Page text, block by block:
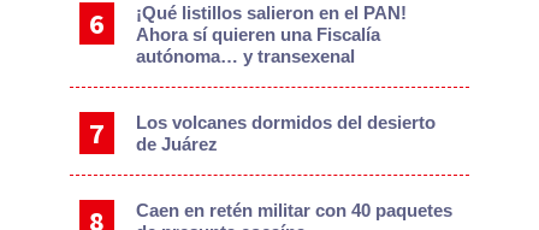
¡Qué listillos salieron en el PAN!
Ahora sí quieren una Fiscalía
autónoma… y transexenal
Los volcanes dormidos del desierto
de Juárez
Caen en retén militar con 40 paquetes